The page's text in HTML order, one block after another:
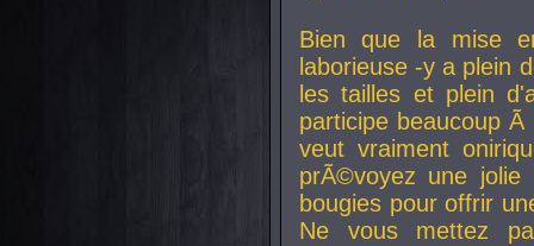
Bien que la mise
laborieuse -y a plein
les tailles et plein
participe beaucoup
veut vraiment
prÃ©voyez une
bougies pour offrir
Ne vous mettez